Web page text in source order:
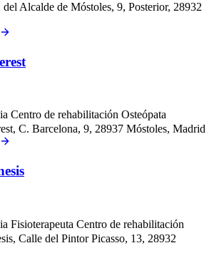
Alcalde de Móstoles, 9, Posterior, 28932
Centro de rehabilitación Osteópata
C. Barcelona, 9, 28937 Móstoles, Madrid
Fisioterapeuta Centro de rehabilitación
Calle del Pintor Picasso, 13, 28932